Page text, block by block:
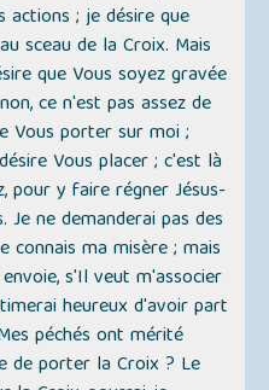
actions ; je désire que
sceau de la Croix. Mais
que Vous soyez gravée
ce n'est pas assez de
Vous porter sur moi ;
Vous placer ; c'est là
pour y faire régner Jésus-
ne demanderai pas des
connais ma misère ; mais
s'Il veut m'associer
heureux d'avoir part
péchés ont mérité
de porter la Croix ? Le